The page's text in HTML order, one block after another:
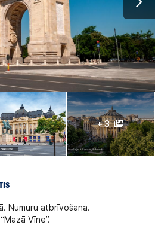
+ 3
Numuru atbrīvošana.
Vīne”.